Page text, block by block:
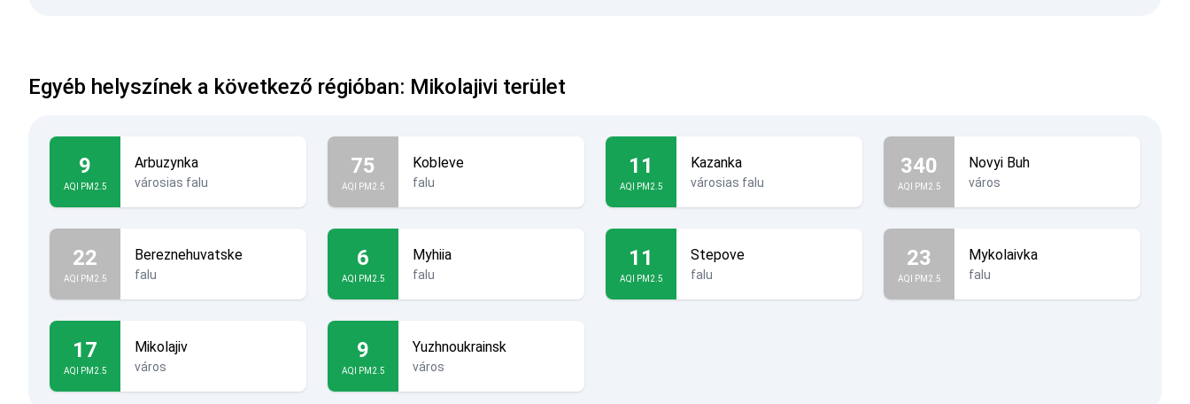
Egyéb helyszínek a következő régióban: Mikolajivi terület
9
AQI PM2.5
Arbuzynka
városias falu
75
AQI PM2.5
Kobleve
falu
11
AQI PM2.5
Kazanka
városias falu
340
AQI PM2.5
Novyi Buh
város
22
AQI PM2.5
Bereznehuvatske
falu
6
AQI PM2.5
Myhiia
falu
11
AQI PM2.5
Stepove
falu
23
AQI PM2.5
Mykolaivka
falu
17
AQI PM2.5
Mikolajiv
város
9
AQI PM2.5
Yuzhnoukrainsk
város